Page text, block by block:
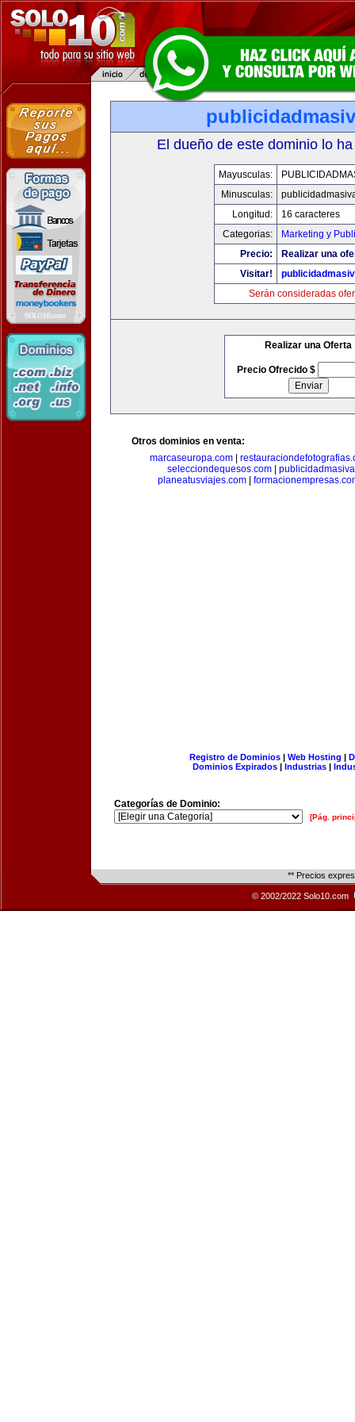
El dueño de este dominio lo
Mayusculas:
Minusculas:
Longitud:
16 caracteres
Categorias:
Marketing y
Precio:
Realizar una
Visitar!
Serán consideradas
Realizar una Oferta
Precio Ofrecido $
Otros dominios en venta:
marcaseuropa.com|
selecciondequesos.com
planeatusviajes.com
Registro de Dominios| Web Hosting |
Dominios Expirados | Industrias |
Categorías de Dominio:
[Pág.
** Precios
© 2002/2022 Solo10.com